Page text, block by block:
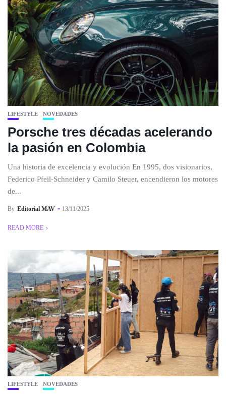
LIFESTYLE NOVEDADES
Porsche tres décadas acelerando
la pasión en Colombia
Una historia de excelencia y evolución En 1995, dos visionarios,
Federico Pfeil-Schneider y Camilo Steuer, encendieron los motores
de...
By Editorial MAV 13/11/2025
READ MORE
LIFESTYLE NOVEDADES